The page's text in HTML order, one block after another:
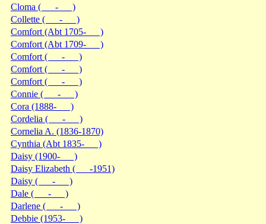
Cloma ( - )
Collette ( - )
Comfort (Abt 1705- )
Comfort (Abt 1709- )
Comfort ( - )
Comfort ( - )
Comfort ( - )
Connie ( - )
Cora (1888- )
Cordelia ( - )
Cornelia A. (1836-1870)
Cynthia (Abt 1835- )
Daisy (1900- )
Daisy Elizabeth ( -1951)
Daisy ( - )
Dale ( - )
Darlene ( - )
Debbie (1953- )